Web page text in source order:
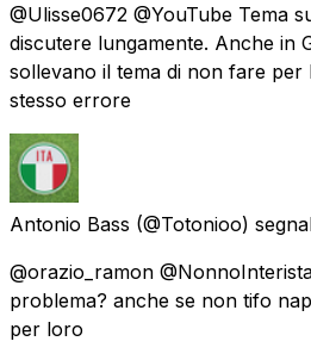
@Ulisse0672 @YouTube Tema
discutere lungamente. Anche in
sollevano il tema di non fare per
stesso errore
Antonio Bass (@Totonioo)
@orazio_ramon
problema? anche se non tifo
per loro